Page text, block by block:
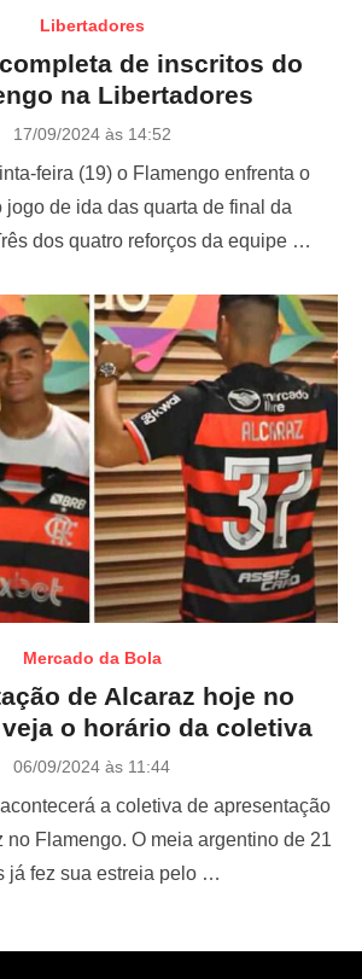
Libertadores
de inscritos do
na Libertadores
P
s
e
d
17/09/2024 às 14:52
feira (19) o Flamengo enfrenta o
jogo de ida das quarta de final da
dos quatro reforços da equipe …
Mercado da Bola
de Alcaraz hoje no
o horário da coletiva
P
s
e
d
06/09/2024 às 11:44
a coletiva de apresentação
no Flamengo. O meia argentino de 21
já fez sua estreia pelo …